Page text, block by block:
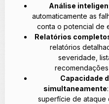
Análise
automaticamente as
conta o potencial de
Relatórios
relatórios
severidade,
Capacidade
simultaneamente
superfície de ataque